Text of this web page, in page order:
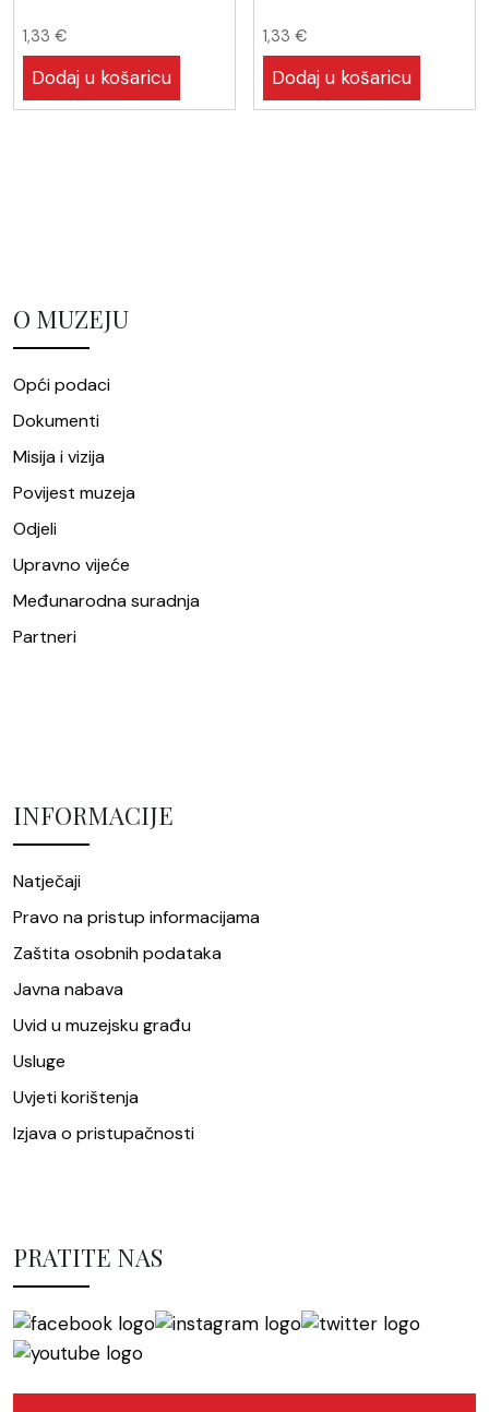
1,33 €
Dodaj u košaricu
1,33€
Dodaj u košaricu
O MUZEJU
Opći podaci
Dokumenti
Misija i vizija
Povijest muzeja
Odjeli
Upravno vijeće
Međunarodna suradnja
Partneri
INFORMACIJE
Natječaji
Pravo na pristup informacijama
Zaštita osobnih podataka
Javna nabava
Uvid u muzejsku građu
Usluge
Uvjeti korištenja
Izjava o pristupačnosti
PRATITE NAS